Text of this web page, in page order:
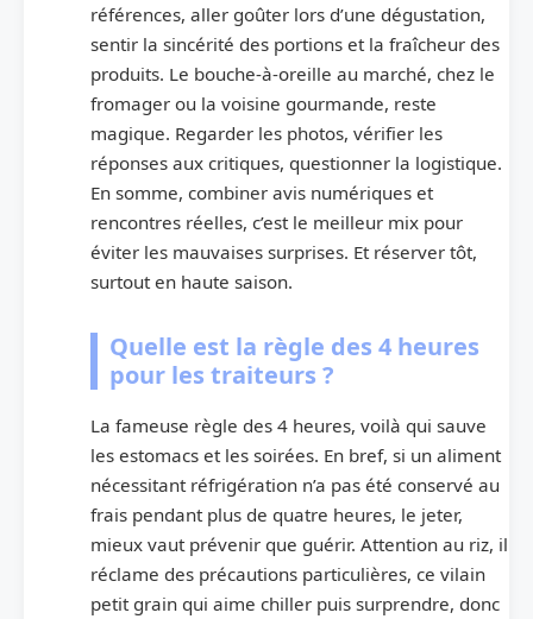
références, aller goûter lors d’une dégustation,
sentir la sincérité des portions et la fraîcheur des
produits. Le bouche-à-oreille au marché, chez le
fromager ou la voisine gourmande, reste
magique. Regarder les photos, vérifier les
réponses aux critiques, questionner la logistique.
En somme, combiner avis numériques et
rencontres réelles, c’est le meilleur mix pour
éviter les mauvaises surprises. Et réserver tôt,
surtout en haute saison.
Quelle est la règle des 4 heures
pour les traiteurs ?
La fameuse règle des 4 heures, voilà qui sauve
les estomacs et les soirées. En bref, si un aliment
nécessitant réfrigération n’a pas été conservé au
frais pendant plus de quatre heures, le jeter,
mieux vaut prévenir que guérir. Attention au riz, il
réclame des précautions particulières, ce vilain
petit grain qui aime chiller puis surprendre, donc